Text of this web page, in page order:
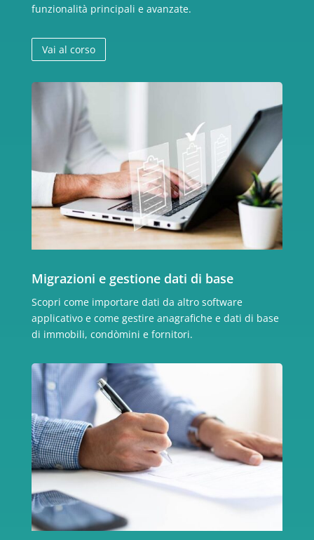
funzionalità principali e avanzate.
Vai al corso
Migrazioni e gestione dati di base
Scopri come importare dati da altro software
applicativo e come gestire anagrafiche e dati di base
di immobili, condòmini e fornitori.